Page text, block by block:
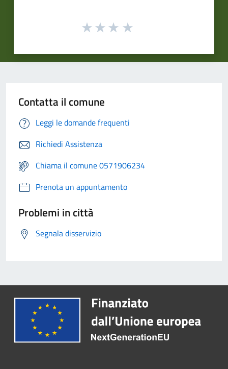
Contatta il comune
Leggi le domande frequenti
Richiedi Assistenza
Chiama il comune 0571906234
Prenota un appuntamento
Problemi in città
Segnala disservizio